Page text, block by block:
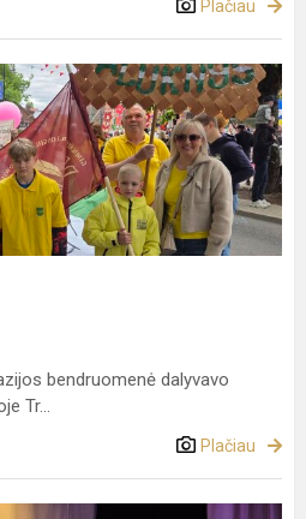
Plačiau
bendruomenė dalyvavo
Tr...
Plačiau